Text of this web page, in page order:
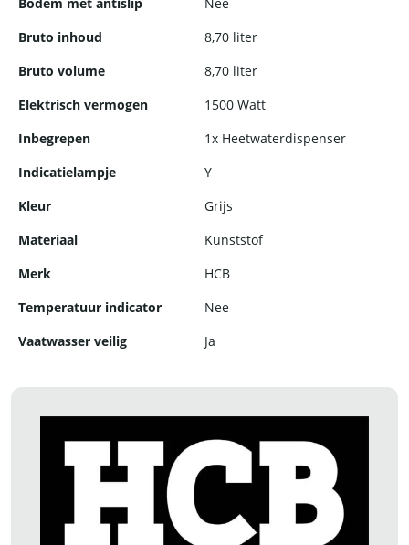
te reinigen en te onderhouden.
Bruto inhoud
8,70 liter
Bruto volume
8,70 liter
Elektrisch vermogen
1500 Watt
Inbegrepen
1x Heetwaterdispenser
Indicatielampje
Y
Kleur
Grijs
Materiaal
Kunststof
Merk
HCB
Temperatuur indicator
Nee
Vaatwasser veilig
Ja